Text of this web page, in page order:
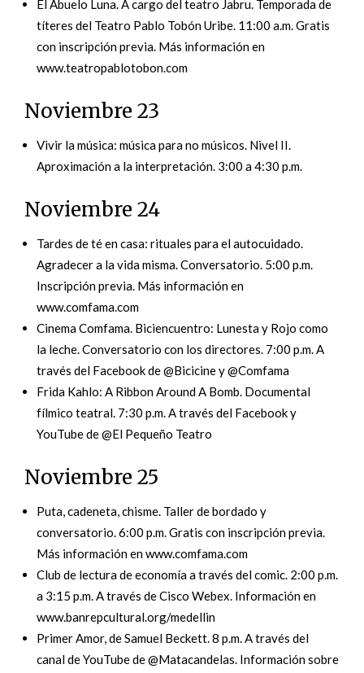
El Abuelo Luna. A cargo del teatro Jabru. Temporada de
títeres del Teatro Pablo Tobón Uribe. 11:00 a.m. Gratis
con inscripción previa. Más información en
www.teatropablotobon.com
Noviembre 23
Vivir la música: música para no músicos. Nivel II.
Aproximación a la interpretación. 3:00 a 4:30 p.m.
Noviembre 24
Tardes de té en casa: rituales para el autocuidado.
Agradecer a la vida misma. Conversatorio. 5:00 p.m.
Inscripción previa. Más información en
www.comfama.com
Cinema Comfama. Biciencuentro: Lunesta y Rojo como
la leche. Conversatorio con los directores. 7:00 p.m. A
través del Facebook de @Bicicine y @Comfama
Frida Kahlo: A Ribbon Around A Bomb. Documental
fílmico teatral. 7:30 p.m. A través del Facebook y
YouTube de @El Pequeño Teatro
Noviembre 25
Puta, cadeneta, chisme. Taller de bordado y
conversatorio. 6:00 p.m. Gratis con inscripción previa.
Más información en www.comfama.com
Club de lectura de economía a través del comic. 2:00 p.m.
a 3:15 p.m. A través de Cisco Webex. Información en
www.banrepcultural.org/medellin
Primer Amor, de Samuel Beckett. 8 p.m. A través del
canal de YouTube de @Matacandelas. Información sobre